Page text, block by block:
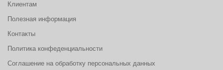
Клиентам
Полезная информация
Контакты
Политика конфеденциальности
Соглашение на обработку персональных данных